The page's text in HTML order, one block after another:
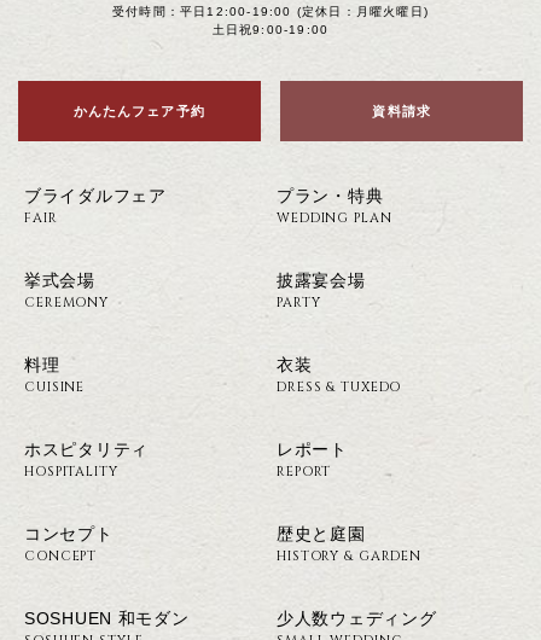
受付時間：平日12:00-19:00 (定休日：月曜火曜日)
土日祝9:00-19:00
かんたんフェア予約 資料請求
ブライダルフェア
FAIR
プラン・特典
WEDDING PLAN
挙式会場
CEREMONY
披露宴会場
PARTY
料理
CUISINE
衣装
DRESS & TUXEDO
ホスピタリティ
HOSPITALITY
レポート
REPORT
コンセプト
CONCEPT
歴史と庭園
HISTORY & GARDEN
SOSHUEN 和モダン 少人数ウェディング